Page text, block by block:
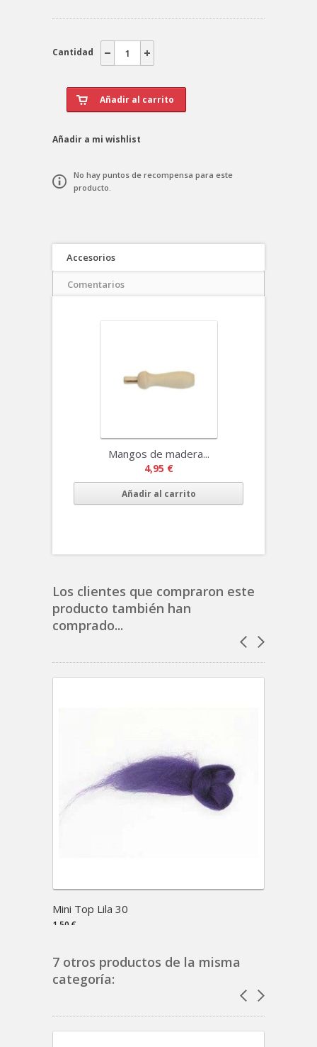
Cantidad
Añadir a mi wishlist
No hay puntos de recompensa para este
producto.
Accesorios
Comentarios
Mangos de madera...
4,95 €
Añadir al carrito
Los clientes que compraron este
producto también han
comprado...
Mini Top Lila 30
1,50 €
7 otros productos de la misma
categoría: